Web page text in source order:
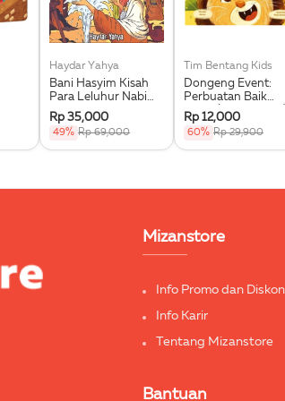
Haydar Yahya
Bani Hasyim Kisah
Para Leluhur Nabi
Muhammad Saw.
Rp 35,000
49% Rp 69,000
Tim Bentang Kids
Dongeng Event:
Perbuatan Baik
Singa (Buku Event)
Rp 12,000
60% Rp 29,900
Mizanstore
Info Promo dan Diskon
Info Karir
Tentang Mizanstore
Bantuan